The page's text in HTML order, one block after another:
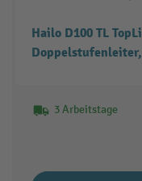
Hailo D100 TL
3 Arbeitstage